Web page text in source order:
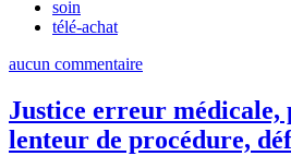
soin
télé-achat
aucun commentaire
Justice erreur médicale,
lenteur de procédure,